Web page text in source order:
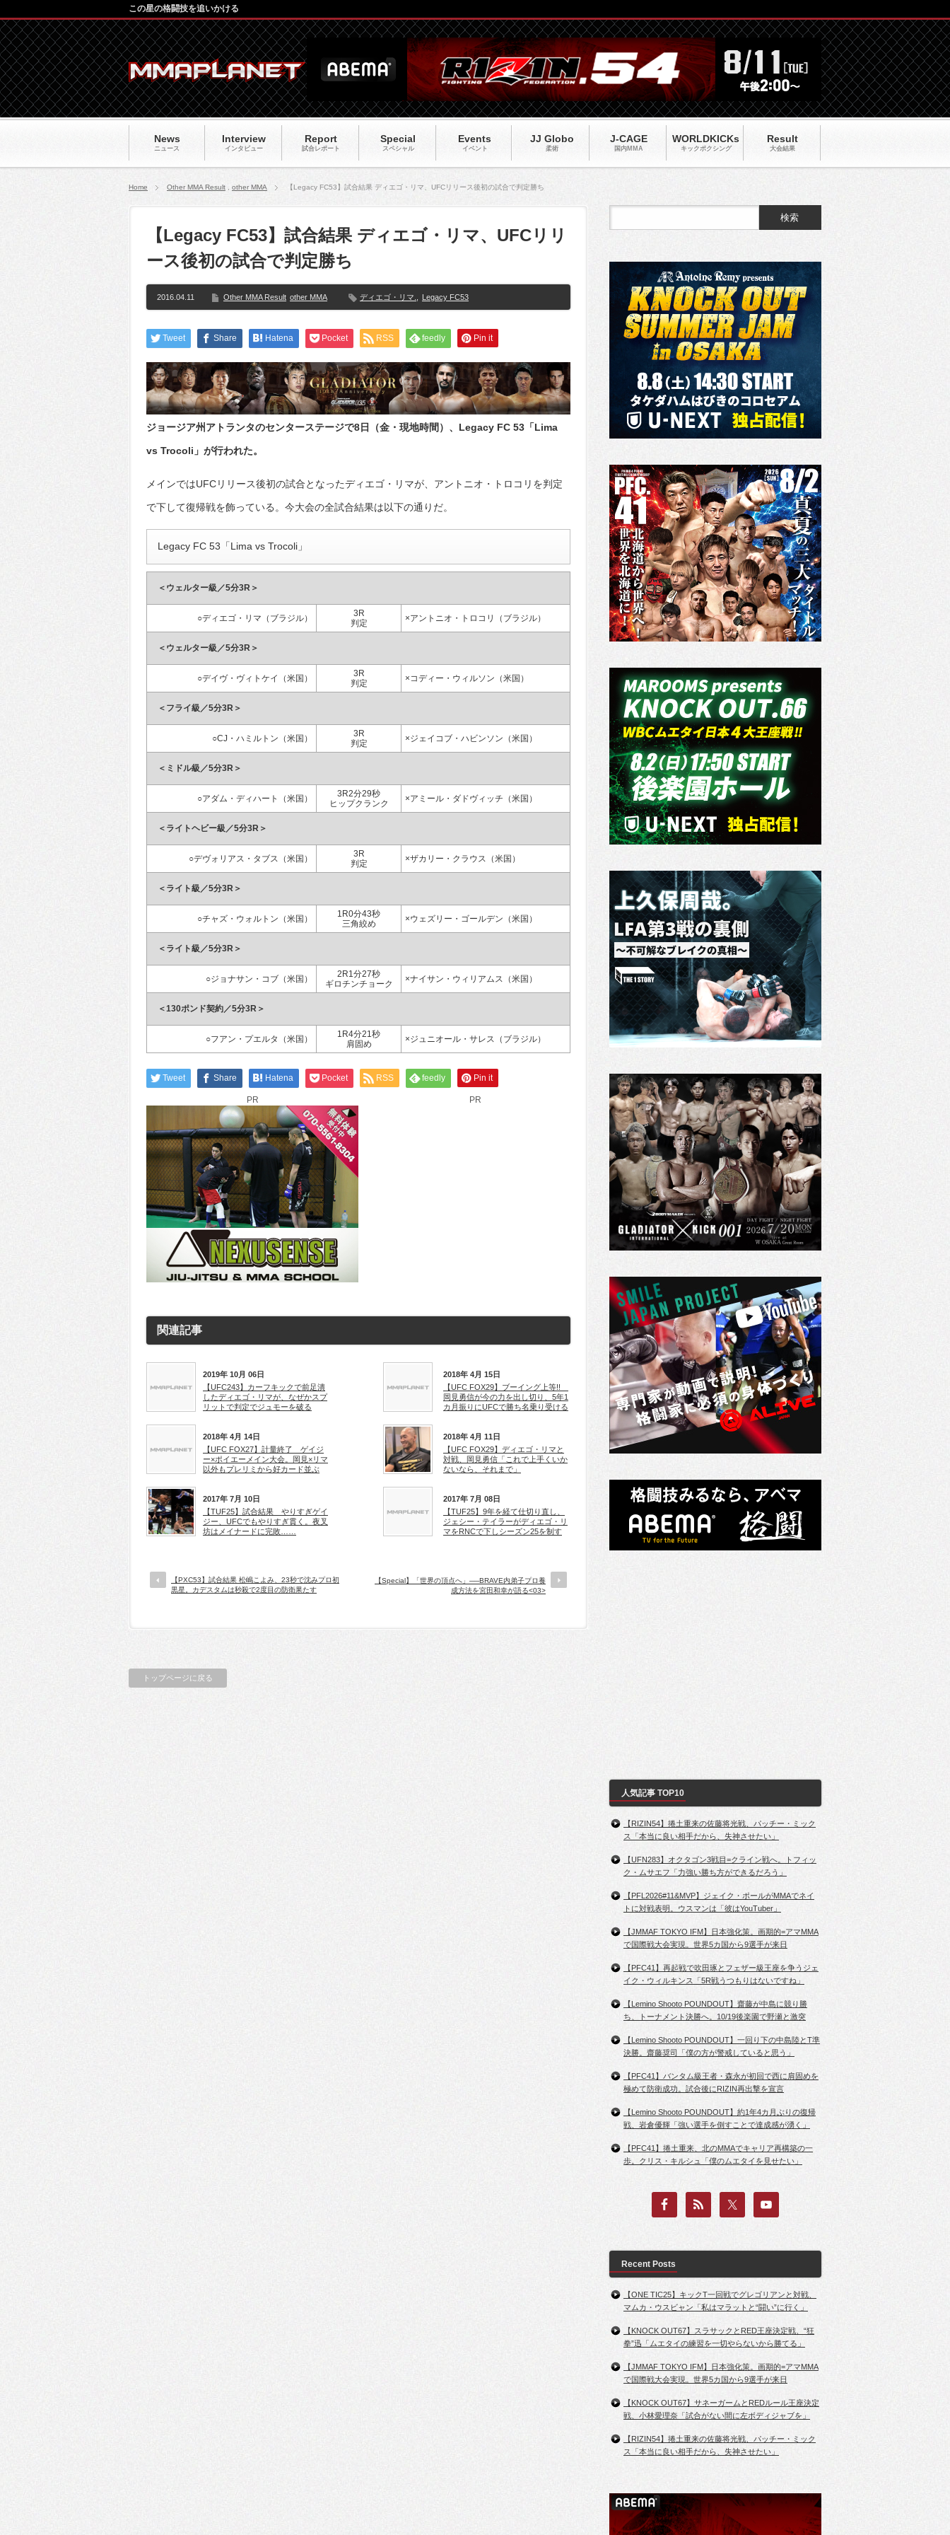
News
ニュース
Interview
インタビュー
Report
試合レポート
Special
スペシャル
Events
イベント
JJ Globo
柔術
J-CAGE
国内MMA
WORLDKICKs
キックポクシング
Result
大会結果
この星の格闘技を追いかける
Home Other MMA Result other MMA 【Legacy FC53】試合結果 ディエゴ・リマ、UFCリリース後初の試合で判定勝ち
【Legacy FC53】試合結果 ディエゴ・リマ、UFCリリ
ース後初の試合で判定勝ち
2016.04.11 Other MMA Result other MMA ディエゴ・リマ. Legacy FC53
Tweet Share Hatena Pocket RSS feedly Pin it
ジョージア州アトランタのセンターステージで8日（金・現地時間）、Legacy FC 53「Lima
vs Trocoli」が行われた。
メインではUFCリリース後初の試合となったディエゴ・リマが、アントニオ・トロコリを判定
で下して復帰戦を飾っている。今大会の全試合結果は以下の通りだ。
Legacy FC 53「Lima vs Trocoli」
＜ウェルター級／5分3R＞
○ディエゴ・リマ（ブラジル）
3R
判定
×アントニオ・トロコリ（ブラジル）
＜ウェルター級／5分3R＞
○デイヴ・ヴィトケイ（米国）
3R
判定
×コディー・ウィルソン（米国）
＜フライ級／5分3R＞
○CJ・ハミルトン（米国）
3R
判定
×ジェイコブ・ハビンソン（米国）
＜ミドル級／5分3R＞
○アダム・ディハート（米国）
3R2分29秒
ヒップクランク
×アミール・ダドヴィッチ（米国）
＜ライトヘビー級／5分3R＞
○デヴォリアス・タブス（米国）
3R
判定
×ザカリー・クラウス（米国）
＜ライト級／5分3R＞
○チャズ・ウォルトン（米国）
1R0分43秒
三角絞め
×ウェズリー・ゴールデン（米国）
＜ライト級／5分3R＞
○ジョナサン・コブ（米国）
2R1分27秒
ギロチンチョーク
×ナイサン・ウィリアムス（米国）
＜130ポンド契約／5分3R＞
○フアン・プエルタ（米国）
1R4分21秒
肩固め
×ジュニオール・サレス（ブラジル）
Tweet Share Hatena Pocket RSS feedly Pin it
PR PR
関連記事
2019年 10月 06日
【UFC243】カーフキックで前足潰
したディエゴ・リマが、なぜかスプ
リットで判定でジュモーを破る
2018年 4月 15日
【UFC FOX29】ブーイング上等!!
岡見勇信が今の力を出し切り、5年1
カ月振りにUFCで勝ち名乗り受ける
2018年 4月 14日
【UFC FOX27】計量終了 ゲイジ
ー×ポイエーメイン大会。岡見×リマ
以外もプレリミから好カード並ぶ
2018年 4月 11日
【UFC FOX29】ディエゴ・リマと
対戦、岡見勇信「これで上手くいか
ないなら、それまで」
2017年 7月 10日
【TUF25】試合結果 やりすぎゲイ
ジー、UFCでもやりすぎ貫く。夜叉
坊はメイナードに完敗……
2017年 7月 08日
【TUF25】9年を経て仕切り直し、
ジェシー・テイラーがディエゴ・リ
マをRNCで下しシーズン25を制す
【PXC53】試合結果 松嶋こよみ、23秒で沈みプロ初
黒星。カデスタムは秒殺で2度目の防衛果たす
【Special】「世界の頂点へ」──BRAVE内弟子プロ養
成方法を宮田和幸が語る<03>
トップページに戻る
人気記事 TOP10
【RIZIN54】捲土重来の佐藤将光戦、パッチー・ミック
ス「本当に良い相手だから、失神させたい」
【UFN283】オクタゴン3戦目=クライン戦へ。トフィッ
ク・ムサエフ「力強い勝ち方ができるだろう」
【PFL2026#11&MVP】ジェイク・ポールがMMAでネイ
トに対戦表明。ウスマンは「彼はYouTuber」
【JMMAF TOKYO IFM】日本強化策。画期的=アマMMA
で国際戦大会実現。世界5カ国から9選手が来日
【PFC41】再起戦で吹田琢とフェザー級王座を争うジェ
イク・ウィルキンス「5R戦うつもりはないですね」
【Lemino Shooto POUNDOUT】齋藤が中島に競り勝
ち、トーナメント決勝へ。10/19後楽園で野瀬と激突
【Lemino Shooto POUNDOUT】一回り下の中島陸とT準
決勝。齋藤奨司「僕の方が警戒していると思う」
【PFC41】バンタム級王者・森永が初回で西に肩固めを
極めて防衛成功。試合後にRIZIN再出撃を宣言
【Lemino Shooto POUNDOUT】約1年4カ月ぶりの復帰
戦、岩倉優輝「強い選手を倒すことで達成感が湧く」
【PFC41】捲土重来、北のMMAでキャリア再構築の一
歩。クリス・キルシュ「僕のムエタイを見せたい」
Recent Posts
【ONE TIC25】キックT一回戦でグレゴリアンと対戦、
マムカ・ウスビャン「私はマラットと“闘い”に行く」
【KNOCK OUT67】スラサックとRED王座決定戦、“狂
拳”迅「ムエタイの練習を一切やらないから勝てる」
【JMMAF TOKYO IFM】日本強化策。画期的=アマMMA
で国際戦大会実現。世界5カ国から9選手が来日
【KNOCK OUT67】サネーガームとREDルール王座決定
戦、小林愛理奈「試合がない間に左ボディジャブを」
【RIZIN54】捲土重来の佐藤将光戦、パッチー・ミック
ス「本当に良い相手だから、失神させたい」